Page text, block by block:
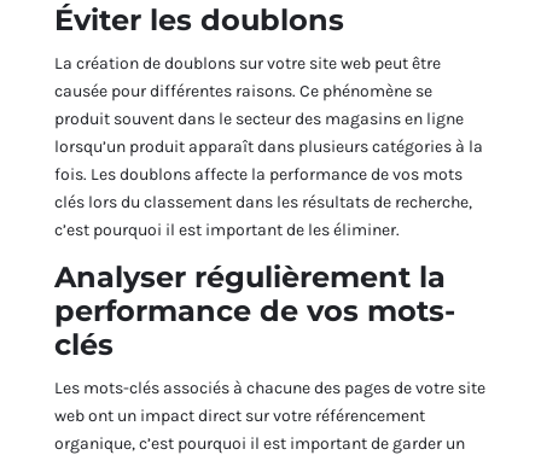
Éviter les doublons
La création de doublons sur votre site web peut être
causée pour différentes raisons. Ce phénomène se
produit souvent dans le secteur des magasins en ligne
lorsqu’un produit apparaît dans plusieurs catégories à la
fois. Les doublons affecte la performance de vos mots
clés lors du classement dans les résultats de recherche,
c’est pourquoi il est important de les éliminer.
Analyser régulièrement la
performance de vos mots-
clés
Les mots-clés associés à chacune des pages de votre site
web ont un impact direct sur votre référencement
organique, c’est pourquoi il est important de garder un